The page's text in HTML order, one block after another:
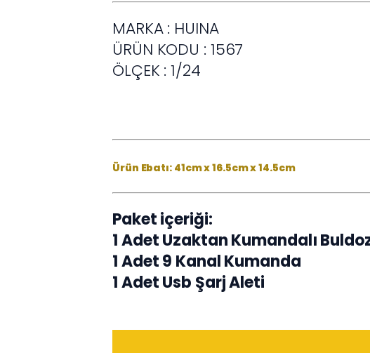
MARKA : HUINA
ÜRÜN KODU : 1567
ÖLÇEK : 1/24
Ürün Ebatı: 41cm x 16.5cm x 14.5cm
Paket içeriği:
1 Adet Uzaktan Kumandalı
1 Adet 9 Kanal Kumanda
1 Adet Usb Şarj Aleti